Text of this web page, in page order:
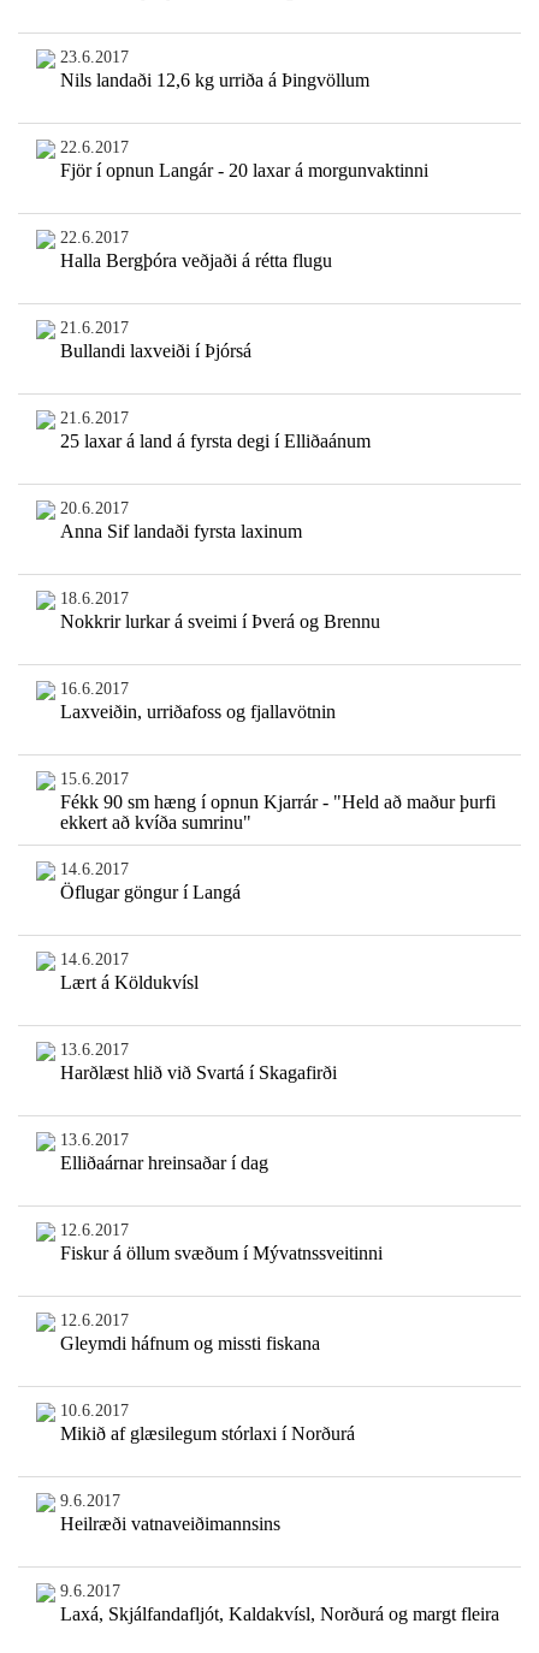
23.6.2017
Nils landaði 12,6 kg urriða á Þingvöllum
22.6.2017
Fjör í opnun Langár - 20 laxar á morgunvaktinni
22.6.2017
Halla Bergþóra veðjaði á rétta flugu
21.6.2017
Bullandi laxveiði í Þjórsá
21.6.2017
25 laxar á land á fyrsta degi í Elliðaánum
20.6.2017
Anna Sif landaði fyrsta laxinum
18.6.2017
Nokkrir lurkar á sveimi í Þverá og Brennu
16.6.2017
Laxveiðin, urriðafoss og fjallavötnin
15.6.2017
Fékk 90 sm hæng í opnun Kjarrár - "Held að maður þurfi
ekkert að kvíða sumrinu"
14.6.2017
Öflugar göngur í Langá
14.6.2017
Lært á Köldukvísl
13.6.2017
Harðlæst hlið við Svartá í Skagafirði
13.6.2017
Elliðaárnar hreinsaðar í dag
12.6.2017
Fiskur á öllum svæðum í Mývatnssveitinni
12.6.2017
Gleymdi háfnum og missti fiskana
10.6.2017
Mikið af glæsilegum stórlaxi í Norðurá
9.6.2017
Heilræði vatnaveiðimannsins
9.6.2017
Laxá, Skjálfandafljót, Kaldakvísl, Norðurá og margt fleira